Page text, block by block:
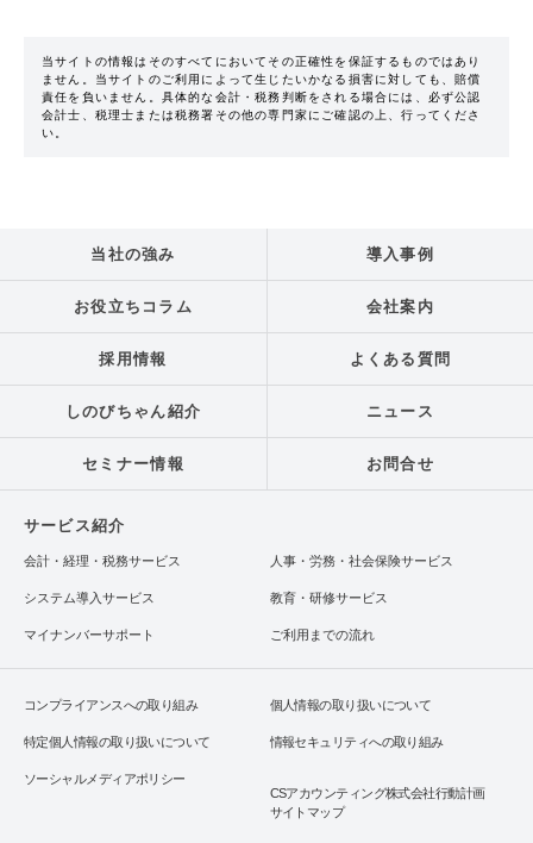
当サイトの情報はそのすべてにおいてその正確性を保証するものではあり
ません。当サイトのご利用によって生じたいかなる損害に対しても、賠償
責任を負いません。具体的な会計・税務判断をされる場合には、必ず公認
会計士、税理士または税務署その他の専門家にご確認の上、行ってくださ
い。
当社の強み 導入事例
お役立ちコラム 会社案内
採用情報 よくある質問
しのびちゃん紹介 ニュース
セミナー情報 お問合せ
サービス紹介
会計・経理・税務サービス 人事・労務・社会保険サービス
システム導入サービス 教育・研修サービス
マイナンバーサポート ご利用までの流れ
コンプライアンスへの取り組み 個人情報の取り扱いについて
特定個人情報の取り扱いについて 情報セキュリティへの取り組み
ソーシャルメディアポリシー
CSアカウンティング株式会社行動計画
サイトマップ